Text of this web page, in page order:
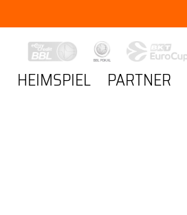
HEIMSPIEL PARTNER